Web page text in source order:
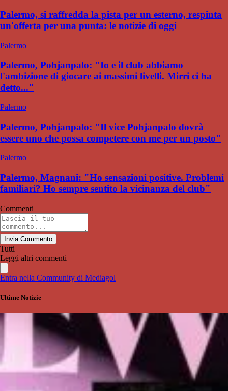
Palermo, si raffredda la pista per un esterno, respinta
un'offerta per una punta: le notizie di oggi
Palermo
Palermo, Pohjanpalo: "Io e il club abbiamo
l'ambizione di giocare ai massimi livelli. Mirri ci ha
detto..."
Palermo
Palermo, Pohjanpalo: "Il vice Pohjanpalo dovrà
essere uno che possa competere con me per un posto"
Palermo
Palermo, Magnani: "Ho sensazioni positive. Problemi
familiari? Ho sempre sentito la vicinanza del club"
Commenti
Invia Commento
Tutti
Leggi altri commenti
Entra nella Community di Mediagol
Ultime Notizie